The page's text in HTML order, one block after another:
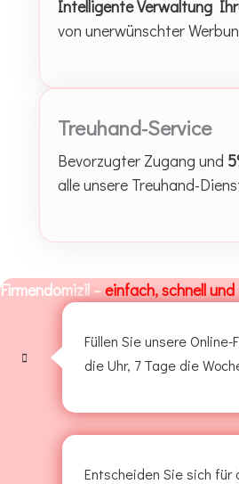
Intelligente Verwaltung
von unerwünschter
Treuhand-Service
Bevorzugter Zugang und
alle unsere Treuhand-
Firmendomizil –einfach, schnell
Füllen Sie unsere Online-
die Uhr, 7 Tage die
Entscheiden Sie sich für